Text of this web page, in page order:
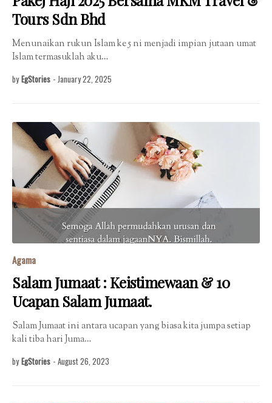
Tours Sdn Bhd
Menunaikan rukun Islam ke 5 ni menjadi impian jutaan umat
Islam termasuklah aku…
by EgStories - January 22, 2025
Agama
Salam Jumaat : Keistimewaan & 10
Ucapan Salam Jumaat.
Salam Jumaat ini antara ucapan yang biasa kita jumpa setiap
kali tiba hari Juma…
by EgStories - August 26, 2023